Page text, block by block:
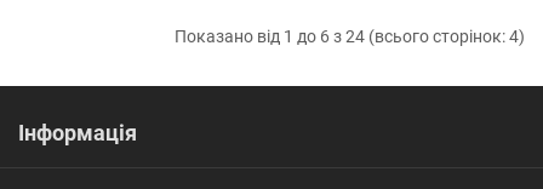
Показано від 1 до 6 з 24 (всього сторінок: 4)
Інформація